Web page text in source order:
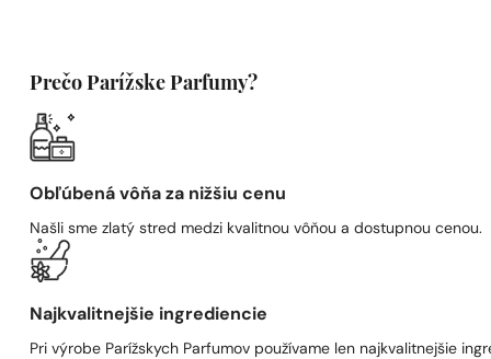
Prečo Parížske Parfumy?
Obľúbená vôňa za nižšiu cenu
Našli sme zlatý stred medzi kvalitnou vôňou a dostupnou cenou.
Najkvalitnejšie ingrediencie
Pri výrobe Parížskych Parfumov používame len najkvalitnejšie